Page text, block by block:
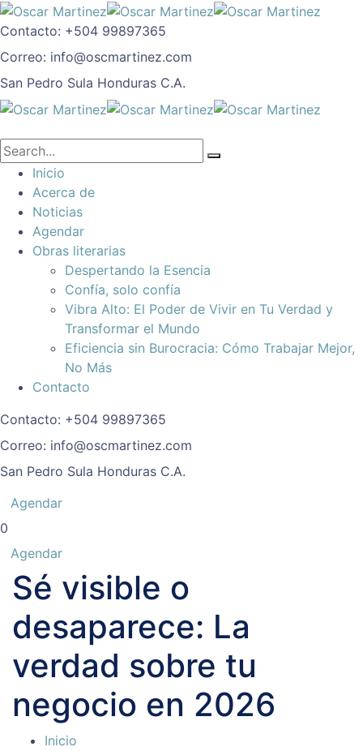
Contacto: +504 99897365
Correo: info@oscmartinez.com
San Pedro Sula Honduras C.A.
Inicio
Acerca de
Noticias
Agendar
Obras literarias
Despertando la Esencia
Confía, solo confía
Vibra Alto: El Poder de Vivir en Tu Verdad y
Transformar el Mundo
Eficiencia sin Burocracia: Cómo Trabajar Mejor,
No Más
Contacto
Contacto: +504 99897365
Correo: info@oscmartinez.com
San Pedro Sula Honduras C.A.
Agendar
0
Agendar
Sé visible o
desaparece: La
verdad sobre tu
negocio en 2026
Inicio